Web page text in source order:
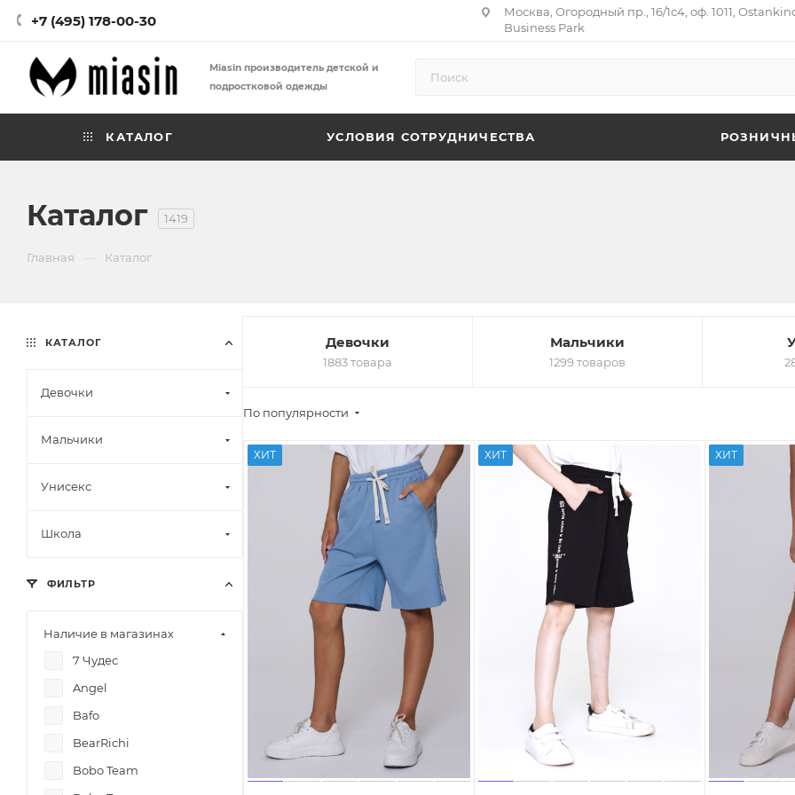
+7 (495) 178-00-30
Москва, Огородный пр., 16/1с4, оф. 1011,
Business Park
Miasin производитель детской и
подростковой одежды
КАТАЛОГ УСЛОВИЯ СОТРУДНИЧЕСТВА
Каталог 1419
Главная Каталог
Девочки
1883 товара
Мальчики
1299 товаров
По популярности
ХИТ ХИТ ХИТ
КАТАЛОГ
Девочки
Мальчики
Унисекс
Школа
ФИЛЬТР
Наличие в магазинах
7 Чудес
Angel
Bafo
BearRichi
Bobo Team